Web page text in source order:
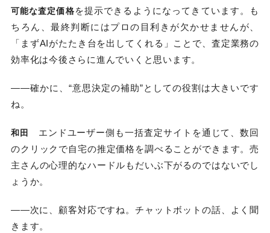
可能な査定価格を提示できるようになってきています。も
ちろん、最終判断にはプロの目利きが欠かせませんが、
「まずAIがたたき台を出してくれる」ことで、査定業務の
効率化は今後さらに進んでいくと思います。
――確かに、“意思決定の補助”としての役割は大きいです
ね。
和田
エンドユーザー側も一括査定サイトを通じて、数回
のクリックで自宅の推定価格を調べることができます。売
主さんの心理的なハードルもだいぶ下がるのではないでし
ょうか。
――次に、顧客対応ですね。チャットボットの話、よく聞
きます。